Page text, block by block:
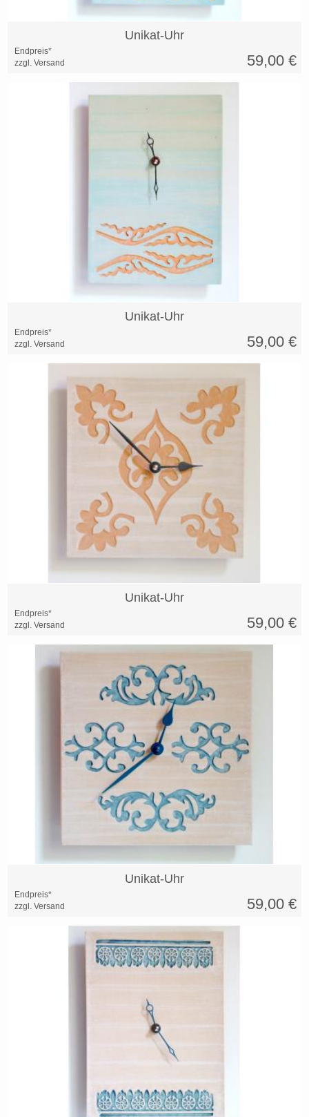
Unikat-Uhr
Endpreis*
zzgl. Versand
59,00 €
Unikat-Uhr
Endpreis*
zzgl. Versand
59,00 €
Unikat-Uhr
Endpreis*
zzgl. Versand
59,00 €
Unikat-Uhr
Endpreis*
zzgl. Versand
59,00 €